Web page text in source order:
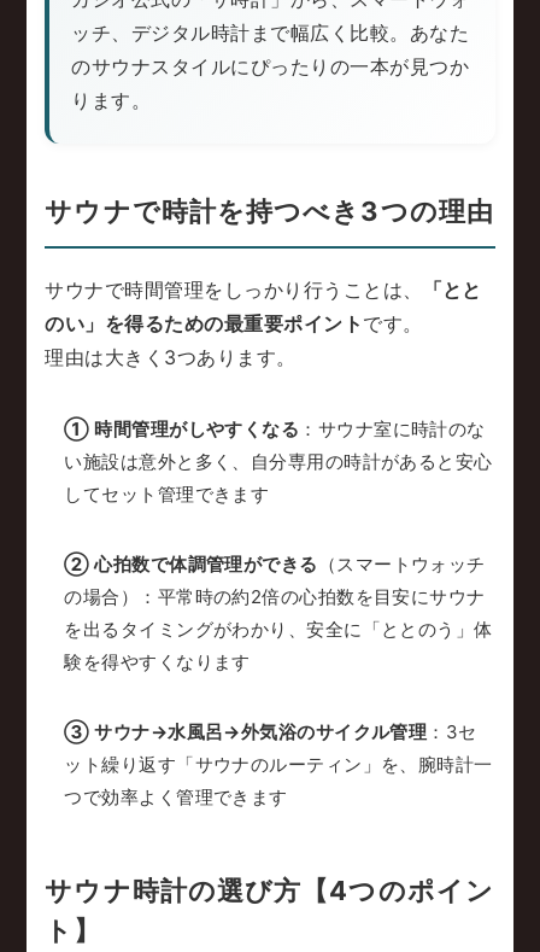
ッチ、デジタル時計まで幅広く比較。あなた
のサウナスタイルにぴったりの一本が見つか
ります。
サウナで時計を持つべき3つの理由
サウナで時間管理をしっかり行うことは、
「とと
のい」を得るための最重要ポイント です。
理由は大きく3つあります。
① 時間管理がしやすくなる ：サウナ室に時計のな
い施設は意外と多く、自分専用の時計があると安心
してセット管理できます
② 心拍数で体調管理ができる （スマートウォッチ
の場合）：平常時の約2倍の心拍数を目安にサウナ
を出るタイミングがわかり、安全に「ととのう」体
験を得やすくなります
③ サウナ→水風呂→外気浴のサイクル管理 ：3セ
ット繰り返す「サウナのルーティン」を、腕時計一
つで効率よく管理できます
サウナ時計の選び方【4つのポイン
ト】